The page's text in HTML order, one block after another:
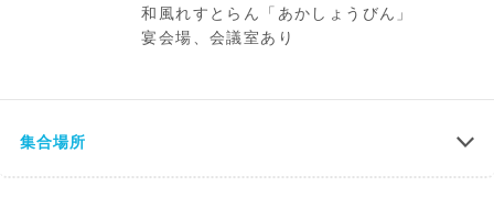
和風れすとらん「あかしょうびん」
宴会場、会議室あり
集合場所